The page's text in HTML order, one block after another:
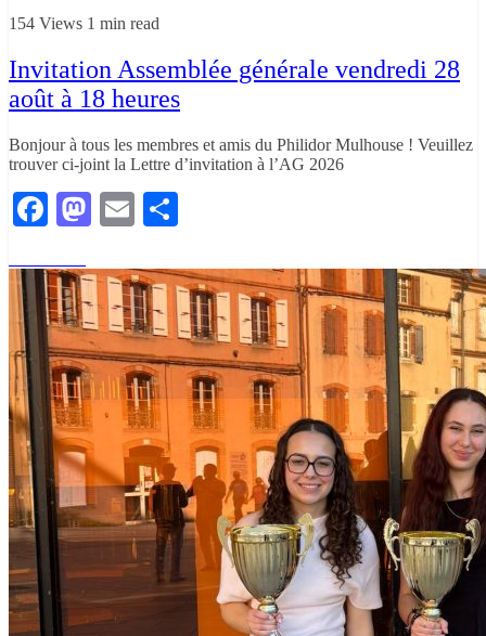
154 Views 1 min read
Invitation Assemblée générale vendredi 28
août à 18 heures
Bonjour à tous les membres et amis du Philidor Mulhouse ! Veuillez
trouver ci-joint la Lettre d’invitation à l’AG 2026
Facebook
Mastodon
Email